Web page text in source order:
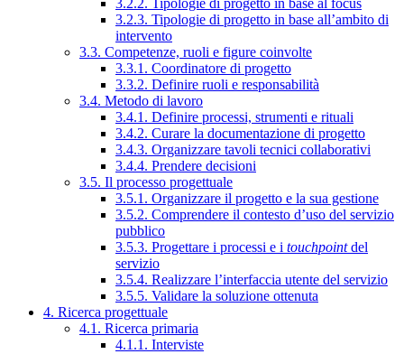
3.2.2. Tipologie di progetto in base al focus
3.2.3. Tipologie di progetto in base all’ambito di
intervento
3.3. Competenze, ruoli e figure coinvolte
3.3.1. Coordinatore di progetto
3.3.2. Definire ruoli e responsabilità
3.4. Metodo di lavoro
3.4.1. Definire processi, strumenti e rituali
3.4.2. Curare la documentazione di progetto
3.4.3. Organizzare tavoli tecnici collaborativi
3.4.4. Prendere decisioni
3.5. Il processo progettuale
3.5.1. Organizzare il progetto e la sua gestione
3.5.2. Comprendere il contesto d’uso del servizio
pubblico
3.5.3. Progettare i processi e i touchpointdel
servizio
3.5.4. Realizzare l’interfaccia utente del servizio
3.5.5. Validare la soluzione ottenuta
4. Ricerca progettuale
4.1. Ricerca primaria
4.1.1. Interviste